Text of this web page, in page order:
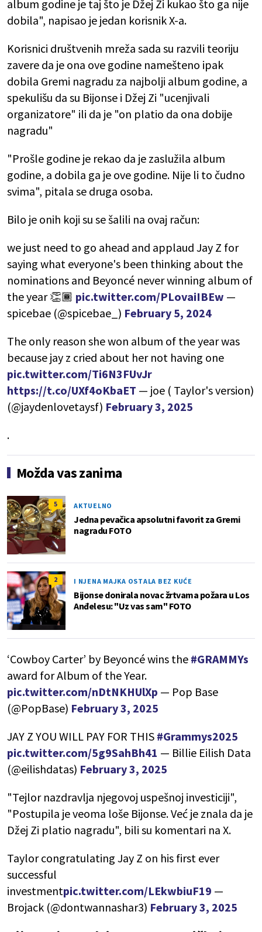
album godine je taj što je Džej Zi kukao što ga nije
dobila", napisao je jedan korisnik X-a.
Korisnici društvenih mreža sada su razvili teoriju
zavere da je ona ove godine namešteno ipak
dobila Gremi nagradu za najbolji album godine, a
spekulišu da su Bijonse i Džej Zi "ucenjivali
organizatore" ili da je "on platio da ona dobije
nagradu"
"Prošle godine je rekao da je zaslužila album
godine, a dobila ga je ove godine. Nije li to čudno
svima", pitala se druga osoba.
Bilo je onih koji su se šalili na ovaj račun:
we just need to go ahead and applaud Jay Z for
saying what everyone's been thinking about the
nominations and Beyoncé never winning album of
the year 👏🏾 pic.twitter.com/PLovaiIBEw —
spicebae (@spicebae_) February 5, 2024
The only reason she won album of the year was
because jay z cried about her not having one
pic.twitter.com/Ti6N3FUvJr
https://t.co/UXf4oKbaET — joe ( Taylor's version)
(@jaydenlovetaysf) February 3, 2025
.
Možda vas zanima
5 AKTUELNO
Jedna pevačica apsolutni favorit za Gremi
nagradu FOTO
2 I NJENA MAJKA OSTALA BEZ KUĆE
Bijonse donirala novac žrtvama požara u Los
Anđelesu: "Uz vas sam" FOTO
‘Cowboy Carter’ by Beyoncé wins the #GRAMMYs
award for Album of the Year.
pic.twitter.com/nDtNKHUlXp — Pop Base
(@PopBase) February 3, 2025
JAY Z YOU WILL PAY FOR THIS #Grammys2025
pic.twitter.com/5g9SahBh41 — Billie Eilish Data
(@eilishdatas) February 3, 2025
"Tejlor nazdravlja njegovoj uspešnoj investiciji",
"Postupila je veoma loše Bijonse. Već je znala da je
Džej Zi platio nagradu", bili su komentari na X.
Taylor congratulating Jay Z on his first ever
successful
investmentpic.twitter.com/LEkwbiuF19 —
Brojack (@dontwannashar3) February 3, 2025